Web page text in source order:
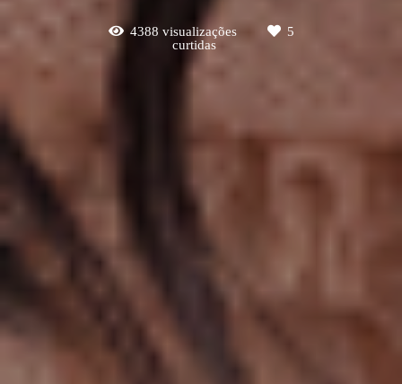
4388 visualizações
5
curtidas